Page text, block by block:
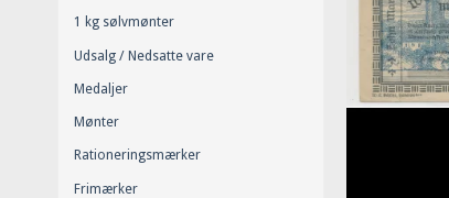
1 kg sølvmønter
Udsalg / Nedsatte vare
Medaljer
Mønter
Rationeringsmærker
Frimærker